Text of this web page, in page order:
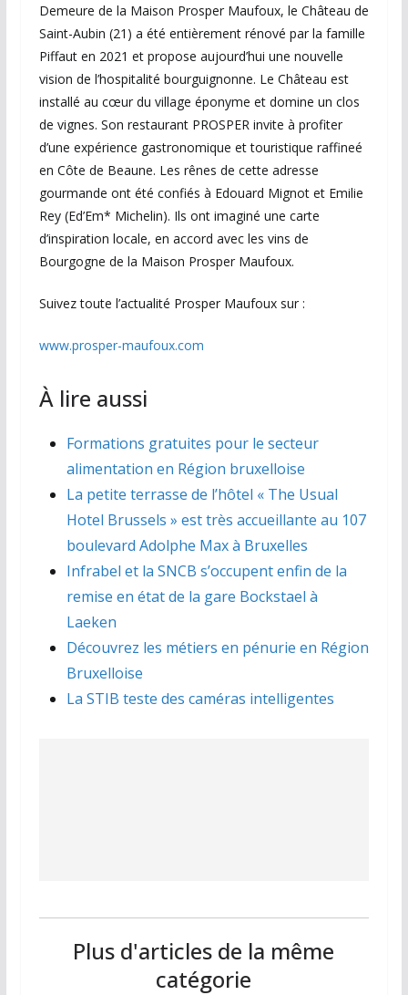
Demeure de la Maison Prosper Maufoux, le Château de
Saint-Aubin (21) a été entièrement rénové par la famille
Piffaut en 2021 et propose aujourd’hui une nouvelle
vision de l’hospitalité bourguignonne. Le Château est
installé au cœur du village éponyme et domine un clos
de vignes. Son restaurant PROSPER invite à profiter
d’une expérience gastronomique et touristique raffineé
en Côte de Beaune. Les rênes de cette adresse
gourmande ont été confiés à Edouard Mignot et Emilie
Rey (Ed’Em* Michelin). Ils ont imaginé une carte
d’inspiration locale, en accord avec les vins de
Bourgogne de la Maison Prosper Maufoux.
Suivez toute l’actualité Prosper Maufoux sur :
www.prosper-maufoux.com
À lire aussi
Formations gratuites pour le secteur
alimentation en Région bruxelloise
La petite terrasse de l’hôtel « The Usual
Hotel Brussels » est très accueillante au 107
boulevard Adolphe Max à Bruxelles
Infrabel et la SNCB s’occupent enfin de la
remise en état de la gare Bockstael à
Laeken
Découvrez les métiers en pénurie en Région
Bruxelloise
La STIB teste des caméras intelligentes
Plus d'articles de la même
catégorie